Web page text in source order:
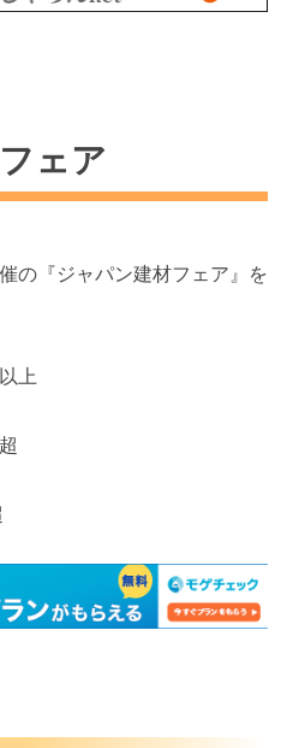
ェア
の『ジャパン建材フェア』を
上